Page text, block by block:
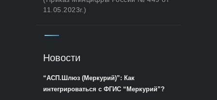
11.05.2023г.)
Новости
“АСП.Шлюз (Меркурий)”: Как
интегрироваться с ФГИС “Меркурий”?